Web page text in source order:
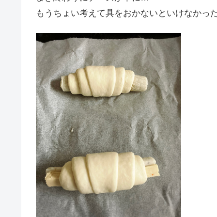
もうちょい考えて具をおかないといけなかっ